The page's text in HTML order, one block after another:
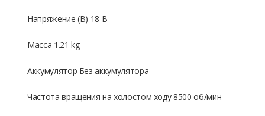
Напряжение (В) 18 В
Масса 1.21 kg
Аккумулятор Без аккумулятора
Частота вращения на холостом ходу 8500 об/мин